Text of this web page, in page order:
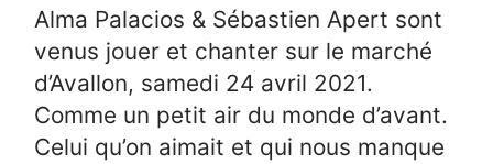
Alma Palacios & Sébastien Apert sont
venus jouer et chanter sur le marché
d’Avallon, samedi 24 avril 2021.
Comme un petit air du monde d’avant.
Celui qu’on aimait et qui nous manque